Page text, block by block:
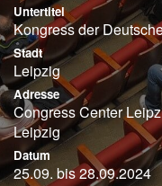
Untertitel
Kongress der
Stadt
Leipzig
Adresse
Congress Center
Leipzig
Datum
25.09. bis 28.09.2024